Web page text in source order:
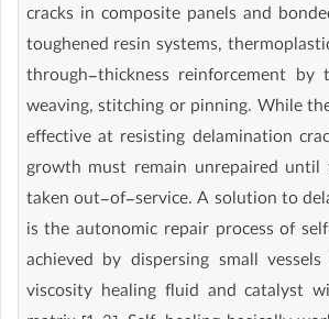
cracks in composite panels and
toughened resin systems,
through-thickness reinforcement by
weaving, stitching or pinning. While
effective at resisting delamination
growth must remain unrepaired until
taken out-of-service. A solution to
is the autonomic repair process of
achieved by dispersing small
viscosity healing fluid and catalyst